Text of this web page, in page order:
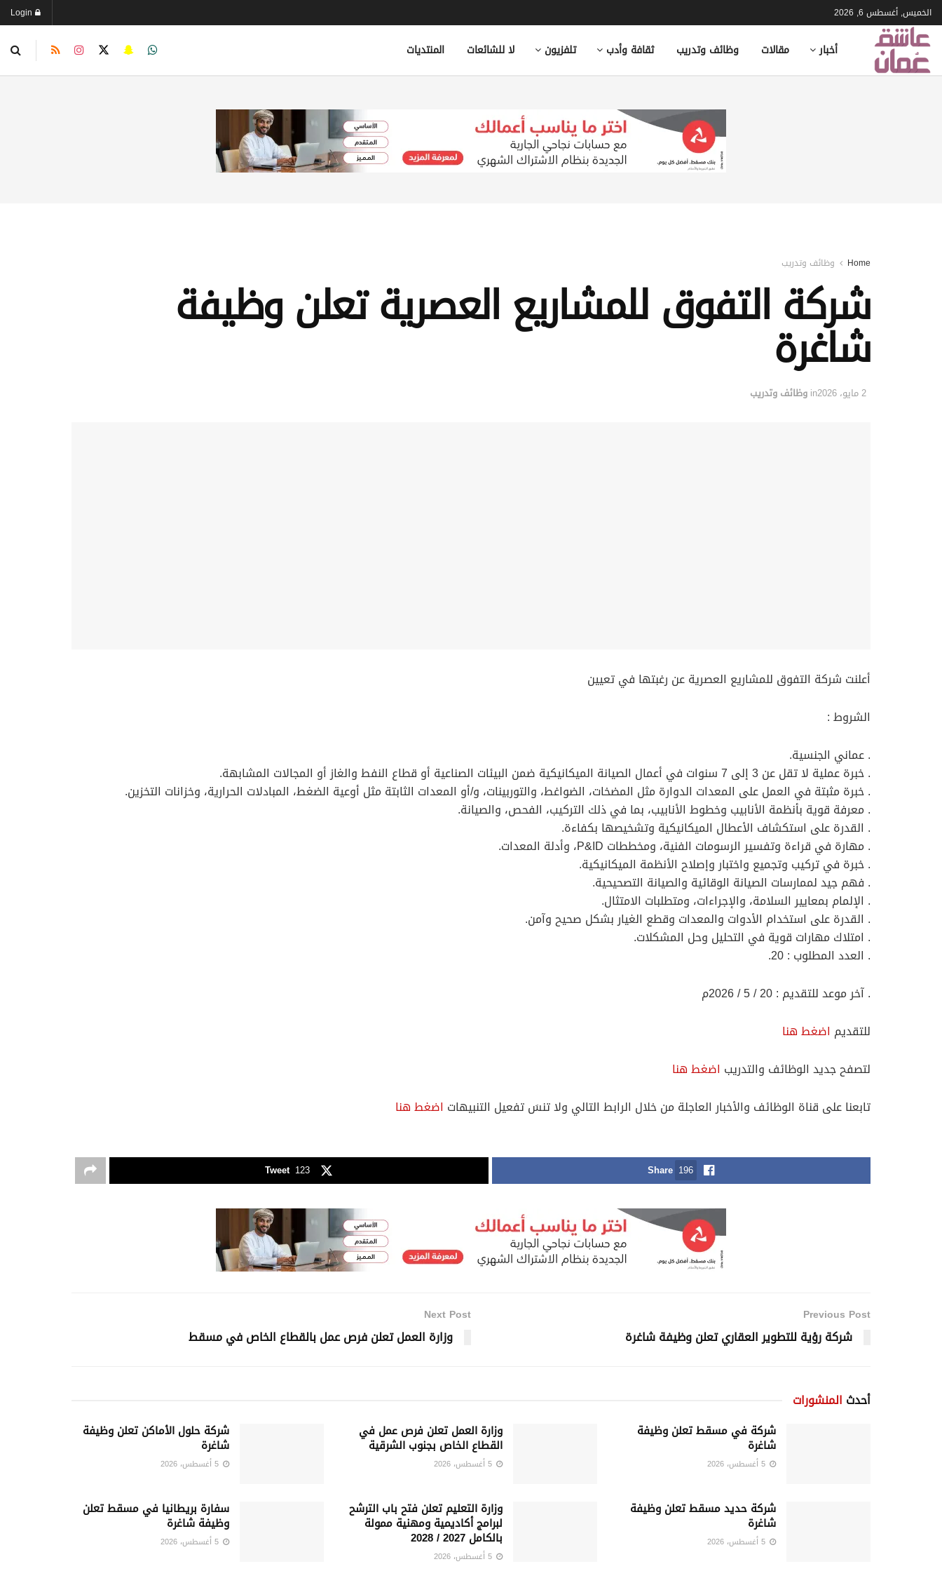
الخميس, أغسطس 6, 2026
أخبار مقالات وظائف وتدريب ثقافة وأدب تلفزيون لا للشائعات المنتديات
Home وظائف وتدريب
شركة التفوق للمشاريع العصرية تعلن وظيفة
شاغرة
2 مايو، 2026 in وظائف وتدريب
أعلنت شركة التفوق للمشاريع العصرية عن رغبتها في تعيين
الشروط :
. عماني الجنسية.
. خبرة عملية لا تقل عن 3 إلى 7 سنوات في أعمال الصيانة الميكانيكية ضمن البيئات الصناعية أو قطاع النفط والغاز أو المجالات المشابهة.
. خبرة مثبتة في العمل على المعدات الدوارة مثل المضخات، الضواغط، والتوربينات، و/أو المعدات الثابتة مثل أوعية الضغط، المبادلات الحرارية، وخزانات التخزين.
. معرفة قوية بأنظمة الأنابيب وخطوط الأنابيب، بما في ذلك التركيب، الفحص، والصيانة.
. القدرة على استكشاف الأعطال الميكانيكية وتشخيصها بكفاءة.
. مهارة في قراءة وتفسير الرسومات الفنية، ومخططات P&ID، وأدلة المعدات.
. خبرة في تركيب وتجميع واختبار وإصلاح الأنظمة الميكانيكية.
. فهم جيد لممارسات الصيانة الوقائية والصيانة التصحيحية.
. الإلمام بمعايير السلامة، والإجراءات، ومتطلبات الامتثال.
. القدرة على استخدام الأدوات والمعدات وقطع الغيار بشكل صحيح وآمن.
. امتلاك مهارات قوية في التحليل وحل المشكلات.
. العدد المطلوب : 20.
. آخر موعد للتقديم : 20 / 5 / 2026م
للتقديم اضغط هنا
لتصفح جديد الوظائف والتدريب اضغط هنا
تابعنا على قناة الوظائف والأخبار العاجلة من خلال الرابط التالي ولا تنسَ تفعيل التنبيهات اضغط هنا
Share 196
Tweet 123
Previous Post
شركة رؤية للتطوير العقاري تعلن وظيفة شاغرة
Next Post
وزارة العمل تعلن فرص عمل بالقطاع الخاص في مسقط
أحدث المنشورات
شركة في مسقط تعلن وظيفة
شاغرة
وزارة العمل تعلن فرص عمل في
القطاع الخاص بجنوب الشرقية
شركة حلول الأماكن تعلن وظيفة
شاغرة
شركة حديد مسقط تعلن وظيفة
شاغرة
وزارة التعليم تعلن فتح باب الترشح
لبرامج أكاديمية ومهنية ممولة
بالكامل 2027 / 2028
سفارة بريطانيا في مسقط تعلن
وظيفة شاغرة